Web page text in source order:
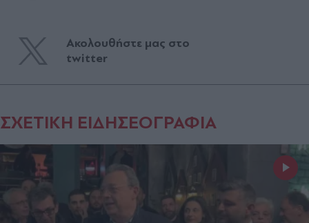
Ακολουθήστε μας στο
twitter
ΣΧΕΤΙΚΗ ΕΙΔΗΣΕΟΓΡΑΦΙΑ